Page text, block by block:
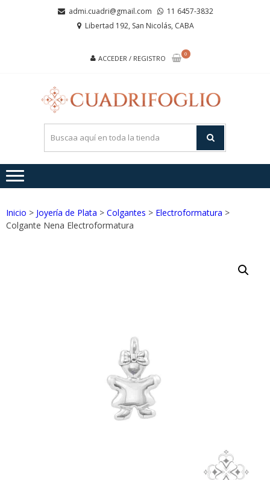
admi.cuadri@gmail.com
11 6457-3832
Libertad 192, San Nicolás, CABA
ACCEDER / REGISTRO
0
Inicio > Joyería de Plata > Colgantes > Electroformatura >
Colgante Nena Electroformatura